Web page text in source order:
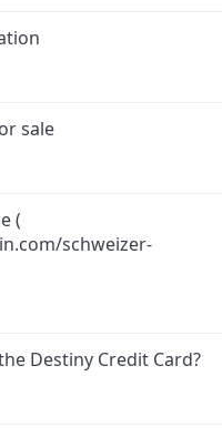
sale
(
schweizer-
Destiny Credit Card?